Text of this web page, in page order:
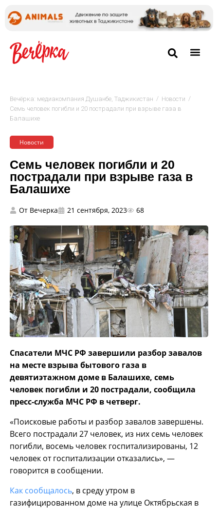
Вечёрка: медиакомпания Душанбе, Таджикистан / Новости /
Семь человек погибли и 20 пострадали при взрыве газа в
Балашихе
Новости
Семь человек погибли и 20
пострадали при взрыве газа в
Балашихе
От Вечерка 21 сентября, 2023 68
Спасатели МЧС РФ завершили разбор завалов
на месте взрыва бытового газа в
девятиэтажном доме в Балашихе, семь
человек погибли и 20 пострадали, сообщила
пресс-служба МЧС РФ в четверг.
«Поисковые работы и разбор завалов завершены.
Всего пострадали 27 человек, из них семь человек
погибли, восемь человек госпитализированы, 12
человек от госпитализации отказались», —
говорится в сообщении.
Как сообщалось, в среду утром в
газифицированном доме на улице Октябрьская в